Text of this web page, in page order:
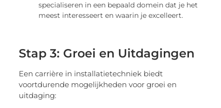
specialiseren in een bepaald domein dat je het
meest interesseert en waarin je excelleert.
Stap 3: Groei en Uitdagingen
Een carrière in installatietechniek biedt
voortdurende mogelijkheden voor groei en
uitdaging: